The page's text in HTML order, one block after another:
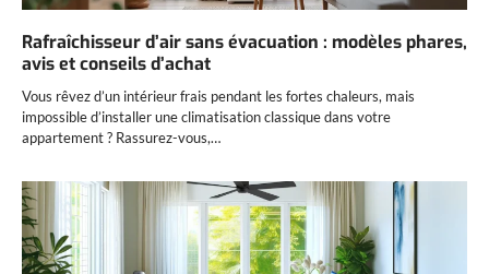
Rafraîchisseur d’air sans évacuation : modèles phares,
avis et conseils d’achat
Vous rêvez d’un intérieur frais pendant les fortes chaleurs, mais
impossible d’installer une climatisation classique dans votre
appartement ? Rassurez-vous,…